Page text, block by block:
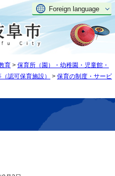
Foreign language
育 > 保育所（園）・幼稚園・児童館・
認可保育施設） > 保育の制度・サービ